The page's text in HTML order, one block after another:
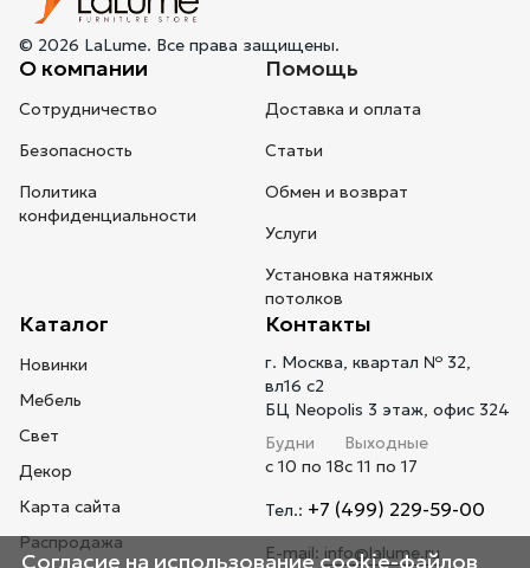
© 2026 LaLume. Все права защищены.
О компании
Сотрудничество
Безопасность
Политика
конфиденциальности
Помощь
Доставка и оплата
Статьи
Обмен и возврат
Услуги
Установка натяжных
потолков
Каталог
Новинки
Мебель
Свет
Декор
Карта сайта
Распродажа
Контакты
г. Москва, квартал № 32,
вл16 с2
БЦ Neopolis 3 этаж, офис 324
Будни
с 10 по 18
Выходные
с 11 по 17
Тел.: +7 (499) 229-59-00
E-mail: info@lalume.ru
Согласие на использование cookie-файлов